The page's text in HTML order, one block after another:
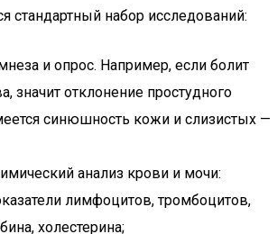
стандартный набор исследований:
и опрос. Например, если болит
значит отклонение простудного
синюшность кожи и слизистых —
анализ крови и мочи:
лимфоцитов, тромбоцитов,
холестерина;